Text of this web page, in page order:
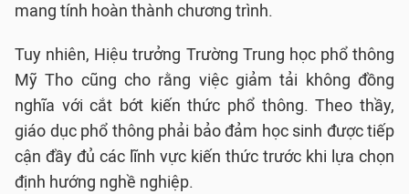
mang tính hoàn thành chương trình.
Tuy nhiên, Hiệu trưởng Trường Trung học phổ thông
Mỹ Tho cũng cho rằng việc giảm tải không đồng
nghĩa với cắt bớt kiến thức phổ thông. Theo thầy,
giáo dục phổ thông phải bảo đảm học sinh được tiếp
cận đầy đủ các lĩnh vực kiến thức trước khi lựa chọn
định hướng nghề nghiệp.